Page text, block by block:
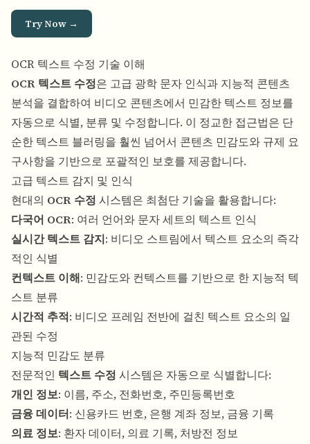
Try Now →
OCR 텍스트 수정 기술 이해
OCR 텍스트 수정은 고급 광학 문자 인식과 지능적 콘텐츠
분석을 결합하여 비디오 콘텐츠에서 민감한 텍스트 정보를
자동으로 식별, 분류 및 수정합니다. 이 정교한 접근법은 단
순한 텍스트 블러링을 훨씬 넘어서 콘텐츠 민감도와 규제 요
구사항을 기반으로 포괄적인 보호를 제공합니다.
고급 텍스트 감지 및 인식
현대의 OCR 수정 시스템은 최첨단 기술을 활용합니다:
다국어 OCR: 여러 언어와 문자 세트의 텍스트 인식
실시간 텍스트 감지: 비디오 스트림에서 텍스트 요소의 즉각
적인 식별
컨텍스트 이해: 민감도와 컨텍스트를 기반으로 한 지능적 텍
스트 분류
시간적 추적: 비디오 프레임 전반에 걸친 텍스트 요소의 일
관된 수정
지능적 민감도 분류
전문적인 텍스트 수정 시스템은 자동으로 식별합니다:
개인 정보: 이름, 주소, 전화번호, 주민등록번호
금융 데이터: 신용카드 번호, 은행 계좌 정보, 금융 기록
의료 정보: 환자 데이터, 의료 기록, 처방전 정보